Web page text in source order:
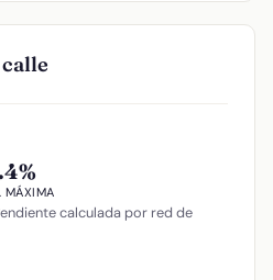
MÁXIMA
calculada por red de